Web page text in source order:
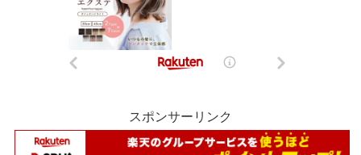
スポンサーリンク